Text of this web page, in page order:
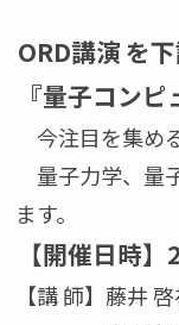
ORD講演 を
『量子コン
今注目を集め
量子力学、量
ます。
【開催日時
【講 師】藤井